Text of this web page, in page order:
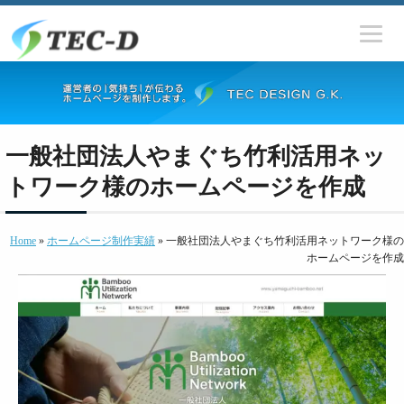
一般社団法人やまぐち竹利活用ネッ
トワーク様のホームページを作成
Home » ホームページ制作実績 » 一般社団法人やまぐち竹利活用ネットワーク様の
ホームページを作成